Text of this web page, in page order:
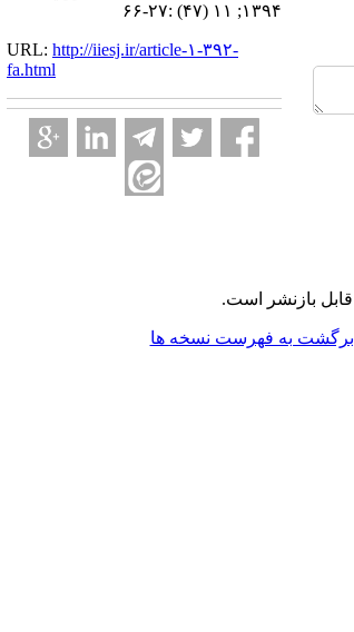
۱۳۹۴; ۱۱ (۴۷) :۲۷-۶۶
URL: http://iiesj.ir/article-۱-۳۹۲-
fa.html
قابل بازنشر است.
برگشت به فهرست نسخه ها